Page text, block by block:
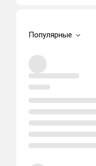
Популярные